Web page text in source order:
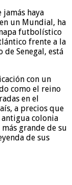
jamás haya
un Mundial, ha
futbolístico
frente a la
de Senegal, está
con un
como el reino
en el
a precios que
antigua colonia
grande de su
de sus